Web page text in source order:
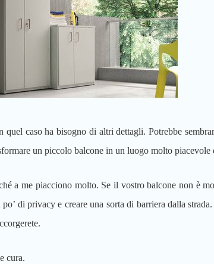
caso ha bisogno di altri dettagli. Potrebbe
un piccolo balcone in un luogo molto piacevole
a me piacciono molto. Se il vostro balcone non è
di privacy e creare una sorta di barriera dalla
cura.